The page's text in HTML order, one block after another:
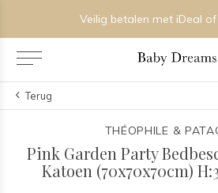
Veilig betalen met iDeal
Terug
THÉOPHILE &
Pink Garden Party
Katoen (70x70x70cm)